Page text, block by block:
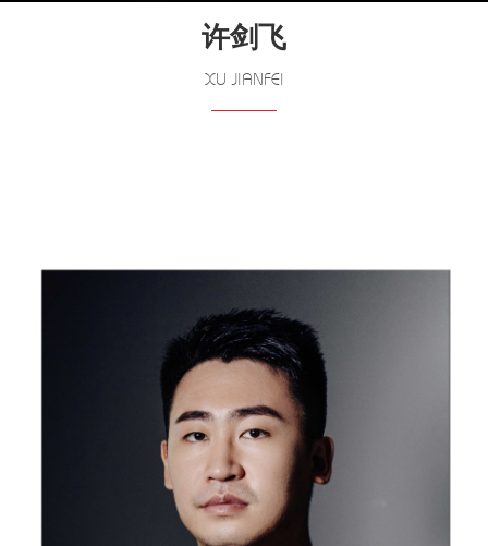
许剑飞
XU JIANFEI